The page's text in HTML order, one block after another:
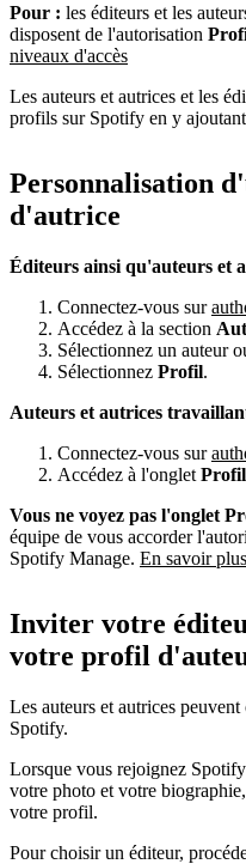
Pour : les éditeurs et les
disposent de l'autorisation
niveaux d'accès
Les auteurs et autrices et les
profils sur Spotify en y
Personnalisation
d'autrice
Éditeurs ainsi qu'auteurs et
Connectez-vous sur
Accédez à la section
Sélectionnez un auteur
Sélectionnez Profil.
Auteurs et autrices
Connectez-vous sur
Accédez à l'onglet Profil
Vous ne voyez pas l'onglet
équipe de vous accorder
Spotify Manage. En savoir
Inviter votre
votre profil
Les auteurs et autrices
Spotify.
Lorsque vous rejoignez
votre photo et votre
votre profil.
Pour choisir un éditeur,